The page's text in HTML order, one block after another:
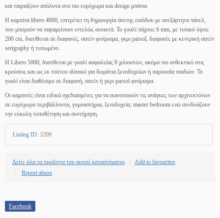
και ταιριάζουν απόλυτα στα πιο ευρύχωρα και design μπάνια.
Η καμπίνα libero 4000, επιτρέπει τη δημιουργία άνετης εισόδου με ανεξάρτητα πάνελ,
που μπορούν να παραμείνουν εντελώς ανοικτά. Το γυαλί πάχους 6 mm, με τυπικό ύψος
200 cm, διατίθεται σε διαφανές, σατέν φινίρισμα, γκρι parsol, διαφανές με κεντρική σατέν
serigraphy ή τυπωμένο.
Η Libero 5000, διατίθεται με γυαλί ασφαλείας 8 χιλιοστών, ακόμα πιο ανθεκτικό στις
κρούσεις και ως εκ τούτου ιδανικό για δωμάτια ξενοδοχείων ή παρουσία παιδιών. Το
γυαλί είναι διαθέσιμο σε διαφανή, σατέν ή γκρι parsol φινίρισμα.
Οι καμπινές είναι ειδικά σχεδιασμένες για να ικανοποιούν τις ανάγκες των αρχιτεκτόνων
σε ευρύχωρα περιβάλλοντα, γυμναστήρια, ξενοδοχεία, master bedroom ενώ συνδυάζουν
την εύκολη τοποθέτηση και συντήρηση.
Listing ID: 3209
Δείτε όλα τα προϊόντα του αυτού καταστήματος
Add to favourites
Report abuse
Facebook